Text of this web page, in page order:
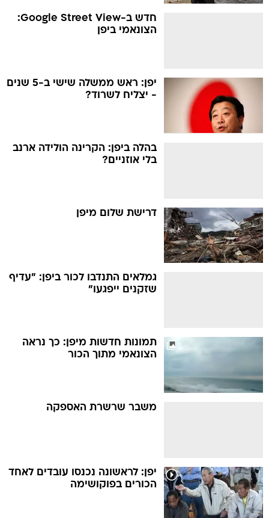
חדש ב-Google Street View:
הצונאמי ביפן
יפן: ראש ממשלה שישי ב-5 שנים
- יצליח לשרוד?
בהלה ביפן: הקרינה הולידה ארנב
בלי אוזניים?
דרישת שלום מיפן
גמלאים התנדבו לכור ביפן: "עדיף
שזקנים ייפגעו"
תמונות חדשות מיפן: כך נראה
הצונאמי מתוך הכור
משבר שרשרת האספקה
יפן: לראשונה נכנסו עובדים לאחד
הכורים בפוקושימה